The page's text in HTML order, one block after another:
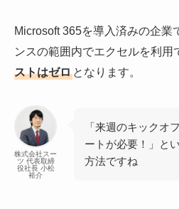
Microsoft 365を導入済みの企業
ンスの範囲内でエクセルを利用
ストはゼロ となります。
株式会社スー
ツ 代表取締
役社長 小松
裕介
「来週のキックオ
ートが必要！」と
方法ですね